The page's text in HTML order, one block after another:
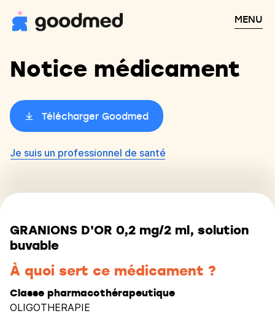
MENU
Notice médicament
Télécharger Goodmed
Je suis un professionnel de santé
GRANIONS D'OR 0,2 mg/2 ml, solution
buvable
À quoi sert ce médicament ?
Classe pharmacothérapeutique
OLIGOTHERAPIE